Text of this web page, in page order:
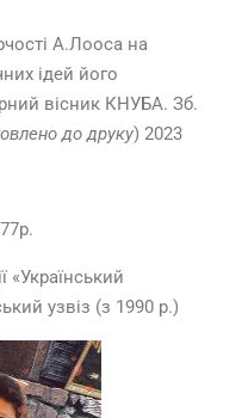
А.Лооса на
ідей його
вісник КНУБА. Зб.
до друку) 2023
«Український
узвіз (з 1990 р.)